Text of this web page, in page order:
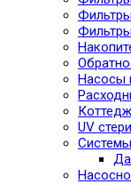
Насосы
UV